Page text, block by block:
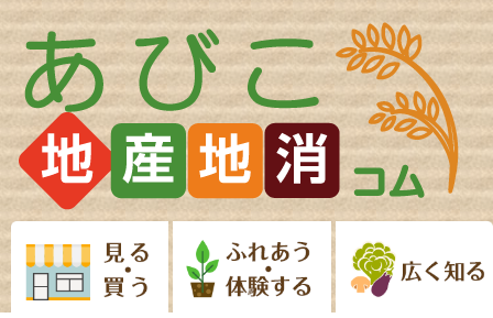
Skip
content